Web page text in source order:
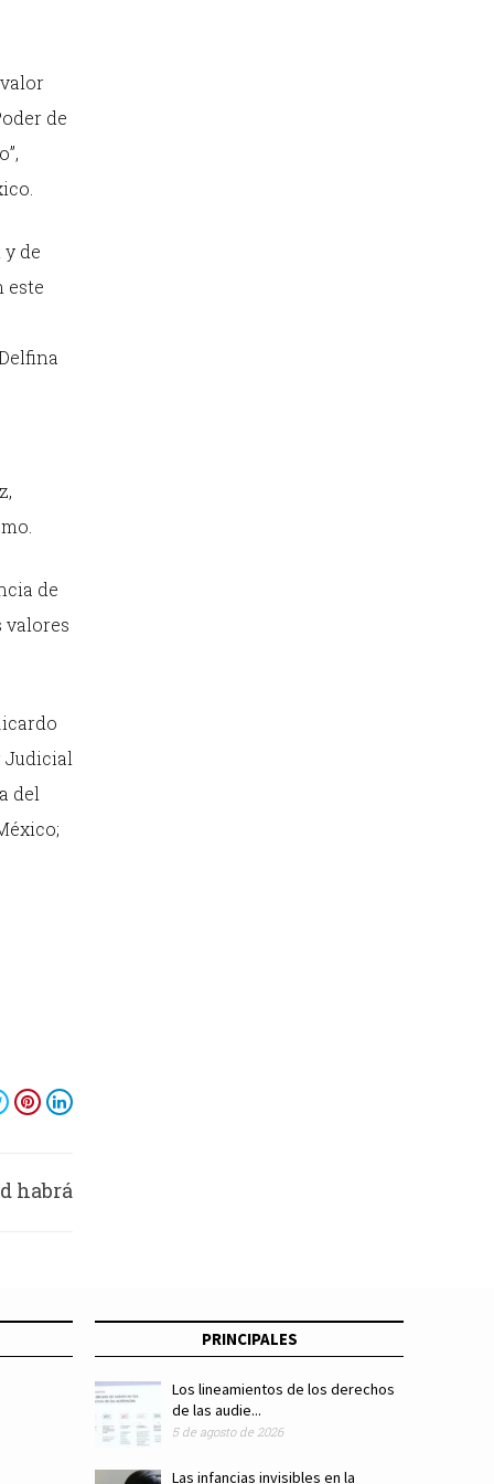
de
de
este
de
valores
Judicial
del
habrá
PRINCIPALES
Los lineamientos de los derechos
de las audie...
5 de agosto de 2026
Las infancias invisibles en la